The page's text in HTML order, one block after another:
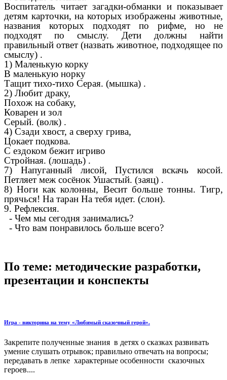
Воспитатель читает загадки-обманки и показывает
детям карточки, на которых изображены животные,
названия которых подходят по рифме, но не
подходят по смыслу. Дети должны найти
правильный ответ (назвать животное, подходящее по
смыслу) .
1) Маленькую корку
В маленькую норку
Тащит тихо-тихо Серая. (мышка) .
2) Любит драку,
Похож на собаку,
Коварен и зол
Серый. (волк) .
4) Сзади хвост, а сверху грива,
Цокает подкова.
С ездоком бежит игриво
Стройная. (лошадь) .
7) Напуганный лисой, Пустился вскачь косой.
Петляет меж сосёнок Ушастый. (заяц) .
8) Ноги как колонны, Весит больше тонны. Тигр,
прячься! На таран На тебя идет. (слон).
9. Рефлексия.
- Чем мы сегодня занимались?
- Что вам понравилось больше всего?
По теме: методические разработки,
презентации и конспекты
Игра - викторина на тему «Любимый сказочный герой».
Закрепите полученные знания в детях о сказках развивать
умение слушать отрывок; правильно отвечать на вопросы;
передавать в лепке характерные особенности сказочных
героев....